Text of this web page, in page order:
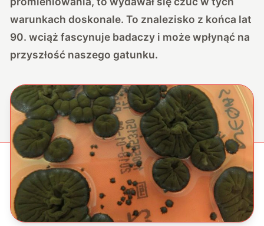
warunkach doskonale. To znalezisko z końca lat
90. wciąż fascynuje badaczy i może wpłynąć na
przyszłość naszego gatunku.